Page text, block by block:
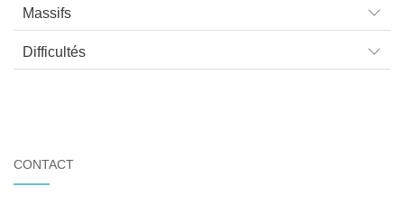
Massifs
Difficultés
CONTACT